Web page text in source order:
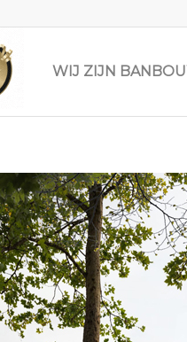
WIJ ZIJN